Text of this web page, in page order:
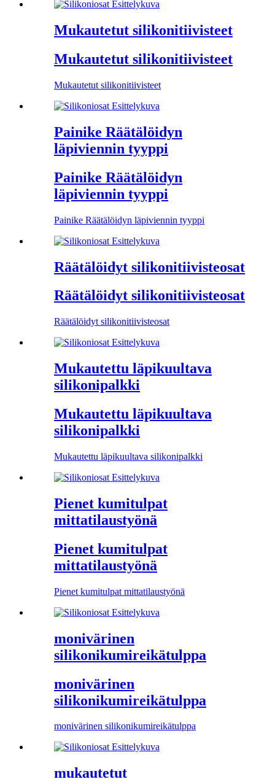
Mukautetut silikonitiivisteet
Mukautetut silikonitiivisteet
Mukautetut silikonitiivisteet
Painike Räätälöidyn
läpiviennin tyyppi
Painike Räätälöidyn
läpiviennin tyyppi
Painike Räätälöidyn läpiviennin tyyppi
Räätälöidyt silikonitiivisteosat
Räätälöidyt silikonitiivisteosat
Räätälöidyt silikonitiivisteosat
Mukautettu läpikuultava
silikonipalkki
Mukautettu läpikuultava
silikonipalkki
Mukautettu läpikuultava silikonipalkki
Pienet kumitulpat
mittatilaustyönä
Pienet kumitulpat
mittatilaustyönä
Pienet kumitulpat mittatilaustyönä
monivärinen
silikonikumireikätulppa
monivärinen
silikonikumireikätulppa
monivärinen silikonikumireikätulppa
mukautetut